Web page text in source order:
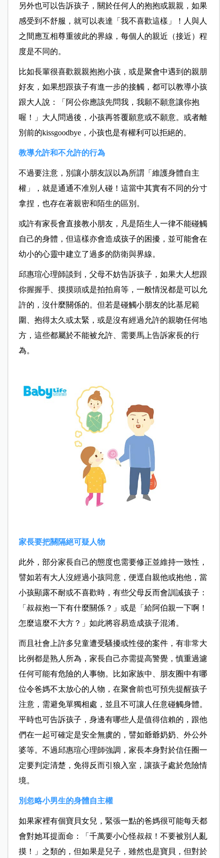
另外也可以告訴孩子，關於任何人的抱抱或親親，如果
感受到不舒服，就可以表達「我不喜歡這樣」！人與人
之間應互相尊重彼此的界線，每個人的親近（接近）程
度是不同的。
比如長輩很喜歡親親抱抱小孩，或是聚會中遇到的親朋
好友，如果想跟孩子有進一步的接觸，都可以教導小孩
跟大人說：「阿公你應該先問我，我願不願意讓你抱
喔！」大人問過後，小孩再答覆願意或不願意。或者離
別前的kissgoodbye，小孩也是有權利可以拒絕的。
教導允許和不允許的行為
不過要注意，別讓小朋友誤以為所謂「維護身體自主
權」，就是通通不准別人碰！這當中其實有不同的分寸
拿捏，也存在著親密和陌生的區別。
或許有家長會直接教小朋友，凡是陌生人一律不能碰觸
自己的身體，但這樣亦會造成孩子的困擾，並可能會在
幼小的心靈中建立了過多的防衛與界線。
邱惠瑄心理師談到，父母不妨告訴孩子，如果大人想跟
你握握手、摸摸頭或是拍拍肩等，一般情況都是可以允
許的，沒什麼關係的。但若是碰觸小朋友的比基尼範
圍、抱得太久或太緊，或是沒有經過允許的親吻任何地
方，這些都屬於不能被允許、需要馬上告訴家長的行
為。
家長要把關隔絕可疑人物
此外，部分家長自己的態度也需要修正並維持一致性，
譬如若有大人沒經過小孩同意，便逕自親他或抱他，當
小孩顯露不耐或不喜歡時，有些父母反而會訓誡孩子：
「叔叔抱一下有什麼關係？」或是「給阿伯親一下啊！
怎麼這麼不大方？」如此將容易造成孩子混淆。
而且社會上許多兒童遭受騷擾或性侵的案件，有非常大
比例都是熟人所為，家長自己亦需提高警覺，慎重過濾
任何可能有危險的人事物。比如家族中、朋友圈中有哪
位令爸媽不太放心的人物，在聚會前也可預先提醒孩子
注意，需避免單獨相處，並且不可讓人任意碰觸身體。
平時也可告訴孩子，身邊有哪些人是值得信賴的，跟他
們在一起可確定是安全無虞的，譬如爺爺奶奶、外公外
婆等。不過邱惠瑄心理師強調，家長本身對於信任圈一
定要判定清楚，免得反而引狼入室，讓孩子處於危險情
境。
別忽略小男生的身體自主權
如果家裡有個寶貝女兒，緊張一點的爸媽很可能每天都
會對她耳提面命：「千萬要小心怪叔叔！不要被別人亂
摸！」之類的，但如果是兒子，雖然也是寶貝，但對於